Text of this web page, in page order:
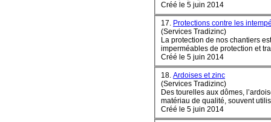
Créé le 5 juin 2014
17. Protections contre les
(Services Tradizinc)
La protection de nos chantiers
imperméables de protection et
Créé le 5 juin 2014
18. Ardoises et zinc
(Services Tradizinc)
Des tourelles aux dômes,
Créé le 5 juin 2014